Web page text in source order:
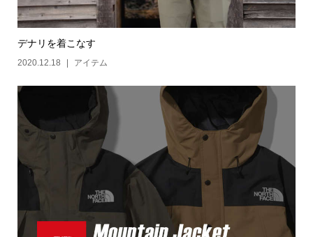
デナリを着こなす
2020.12.18 アイテム